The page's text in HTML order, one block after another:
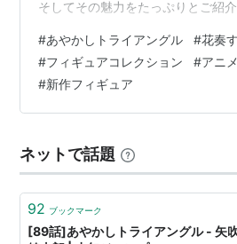
そしてその魅力をたっぷりとご紹
さ 購入方法と予約 フィギュアの製
ュアの詳細情報 このフィギュアは
定で、価格は21,780円（税込）で
6月21日から開始されます。気に
ず 1…
#あやかしトライアングル #花奏
#フィギュアコレクション #アニ
#新作フィギュア
ネットで話題
92 ブックマーク
[89話]あやかしトライアングル - 矢